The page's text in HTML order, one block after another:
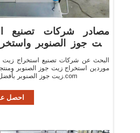
مصادر شركات تصنيع
زيت جوز الصنوبر
البحث عن شركات تصنيع استخراج زيت
موردين استخراج زيت جوز الصنوبر
زيت جوز الصنوبر بأفضل الأسعار في.com
احصل